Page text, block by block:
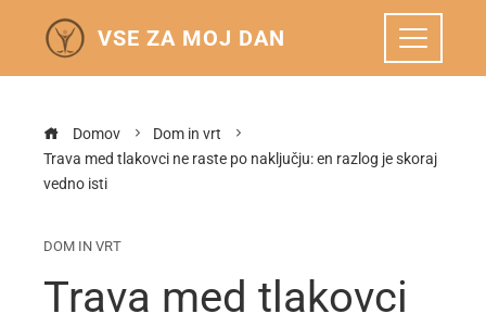
VSE ZA MOJ DAN
Domov
Dom in vrt
Trava med tlakovci ne raste po naključju: en razlog je skoraj
vedno isti
DOM IN VRT
Trava med tlakovci